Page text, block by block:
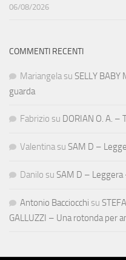
06/08/2026
COMMENTI RECENTI
Mariangela su SELLY BABY
guarda
Fabrizio su DORIAN O. A. –
Valentina su SAM D –
Danilo su SAM D – Leggera
Antonio Bacciocchi su
GALLUZZI – Una rotonda per